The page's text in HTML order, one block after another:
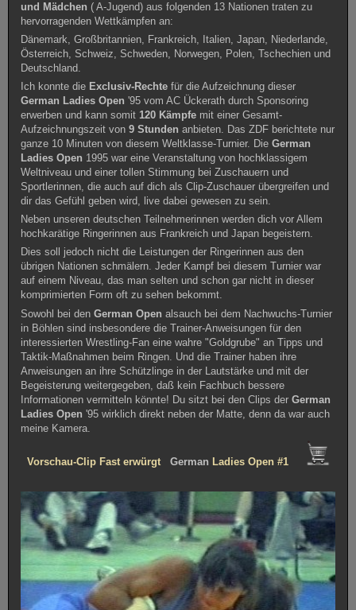
und Mädchen ( A-Jugend) aus folgenden 13 Nationen traten zu
hervorragenden Wettkämpfen an:
Dänemark, Großbritannien, Frankreich, Italien, Japan, Niederlande,
Österreich, Schweiz, Schweden, Norwegen, Polen, Tschechien und
Deutschland.
Ich konnte die Exclusiv-Rechte für die Aufzeichnung dieser
German Ladies Open '95 vom AC Ückerath durch Sponsoring
erwerben und kann somit120 Kämpfe mit einer Gesamt-
Aufzeichnungszeit von9 Stunden anbieten. Das ZDF berichtete nur
ganze 10 Minuten von diesem Weltklasse-Turnier. DieGerman
Ladies Open 1995 war eine Veranstaltung von hochklassigem
Weltniveau und einer tollen Stimmung bei Zuschauern und
Sportlerinnen, die auch auf dich als Clip-Zuschauer übergreifen und
dir das Gefühl geben wird, live dabei gewesen zu sein.
Neben unseren deutschen Teilnehmerinnen werden dich vor Allem
hochkarätige Ringerinnen aus Frankreich und Japan begeistern.
Dies soll jedoch nicht die Leistungen der Ringerinnen aus den
übrigen Nationen schmälern. Jeder Kampf bei diesem Turnier war
auf einem Niveau, das man selten und schon gar nicht in dieser
komprimierten Form oft zu sehen bekommt.
Sowohl bei denGerman Open alsauch bei dem Nachwuchs-Turnier
in Böhlen sind insbesondere die Trainer-Anweisungen für den
interessierten Wrestling-Fan eine wahre "Goldgrube" an Tipps und
Taktik-Maßnahmen beim Ringen. Und die Trainer haben ihre
Anweisungen an ihre Schützlinge in der Lautstärke und mit der
Begeisterung weitergegeben, daß kein Fachbuch bessere
Informationen vermitteln könnte! Du sitzt bei den Clips derGerman
Ladies Open '95 wirklich direkt neben der Matte, denn da war auch
meine Kamera.
Vorschau-Clip Fast erwürgt German Ladies Open #1